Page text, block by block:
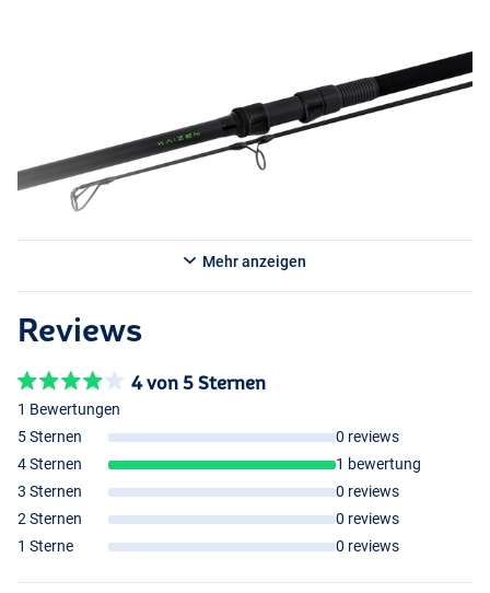
beeindruckende progressive Kraft. Diese Spod-Variante ist speziell
für das Spodding beim Karpfenangeln konzipiert.
Die Ruten der Green-Serie sind mit leichten Sea Guide
Rutenringen aus rostfreiem Stahl ausgestattet, die sowohl Stärke
als auch Leichtigkeit gewährleisten. Die Griffe sind aus
japanischem Schrumpfschlauch gefertigt. Die Kaizen Green
Karpfenruten haben ein mattes, nicht reflektierendes Finish, das
ihnen ein insgesamt stilvolles, aber bescheidenes Aussehen verleiht.
Diese Ruten von Korda sind so konzipiert, dass sie das gleiche Maß
Von den beiden Modellen der Kaizen Green Spod Ruten ist diese die
leichtere der beiden. Dennoch ist sie extrem leistungsstark und in
der Lage, eine voll beladene Spomb sehr weit zu werfen!
Mehr anzeigen
Reviews
4 von 5 Sternen
1 Bewertungen
5 Sternen
0 reviews
4 Sternen
1 bewertung
3 Sternen
0 reviews
2 Sternen
0 reviews
1 Sterne
0 reviews